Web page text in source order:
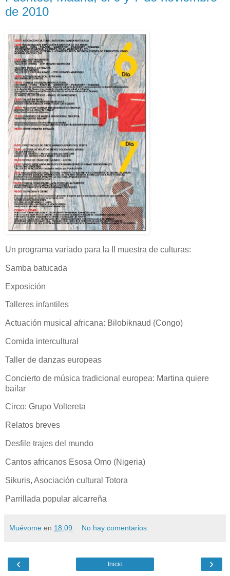
de 2010
Un programa variado para la II muestra de culturas:
Samba batucada
Exposición
Talleres infantiles
Actuación musical africana: Bilobiknaud (Congo)
Comida intercultural
Taller de danzas europeas
Concierto de música tradicional europea: Martina quiere
bailar
Circo: Grupo Voltereta
Relatos breves
Desfile trajes del mundo
Cantos africanos Esosa Omo (Nigeria)
Sikuris, Asociación cultural Totora
Parrillada popular alcarreña
Muévome en 18:09 No hay comentarios:
‹ ›
Inicio